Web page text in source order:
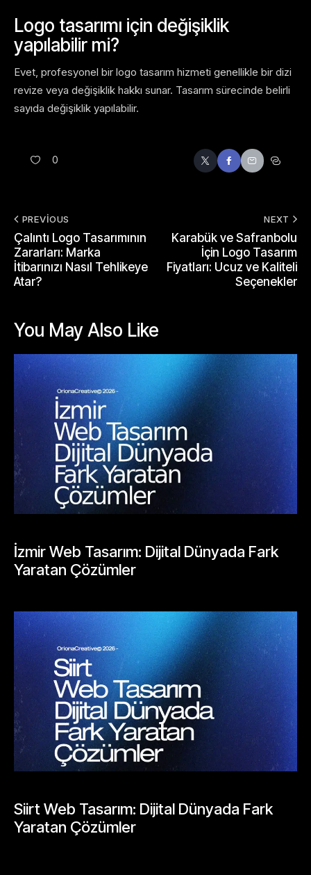
Logo tasarımı için değişiklik
yapılabilir mi?
Evet, profesyonel bir logo tasarım hizmeti genellikle bir dizi
revize veya değişiklik hakkı sunar. Tasarım sürecinde belirli
sayıda değişiklik yapılabilir.
0
PREVIOUS
Çalıntı Logo Tasarımının
Zararları: Marka
İtibarınızı Nasıl Tehlikeye
Atar?
NEXT
Karabük ve Safranbolu
İçin Logo Tasarım
Fiyatları: Ucuz ve Kaliteli
Seçenekler
You May Also Like
İzmir Web Tasarım: Dijital Dünyada Fark
Yaratan Çözümler
Siirt Web Tasarım: Dijital Dünyada Fark
Yaratan Çözümler